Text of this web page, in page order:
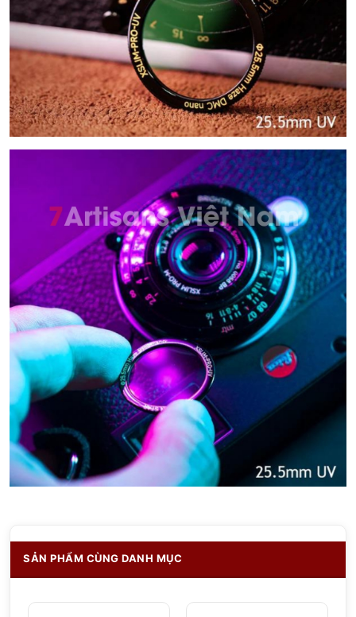
SẢN PHẨM CÙNG DANH MỤC